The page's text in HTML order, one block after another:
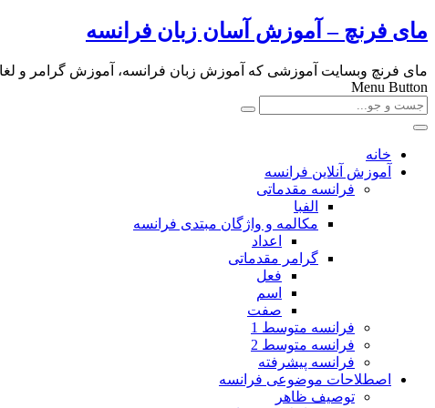
مای فرنچ – آموزش آسان زبان فرانسه
مای فرنچ وبسایت آموزشی که آموزش زبان فرانسه، آموزش گرامر و
Menu Button
خانه
آموزش آنلاین فرانسه
فرانسه مقدماتی
الفبا
مکالمه و واژگان مبتدی فرانسه
اعداد
گرامر مقدماتی
فعل
اسم
صفت
فرانسه متوسط 1
فرانسه متوسط 2
فرانسه پیشرفته
اصطلاحات موضوعی فرانسه
توصیف ظاهر